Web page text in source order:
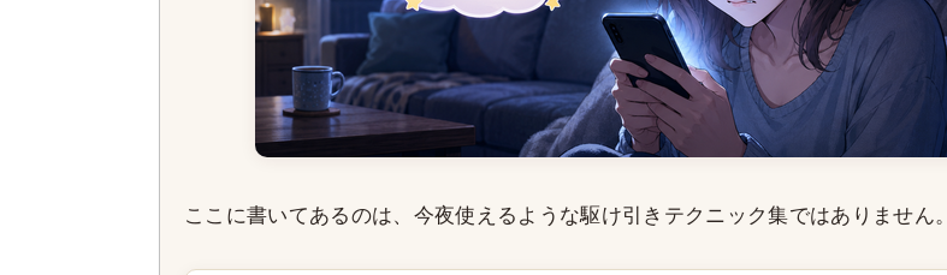
ここに書いてあるのは、今夜使えるような駆け引きテクニック集ではありません。